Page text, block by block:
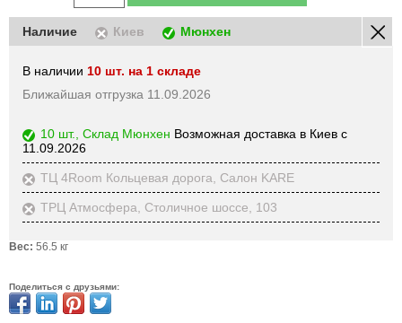
Наличие Киев Мюнхен
В наличии 10 шт. на 1 складе
Ближайшая отгрузка 11.09.2026
10 шт., Склад Мюнхен Возможная доставка в Киев с
11.09.2026
ТЦ 4Room Кольцевая дорога, Салон KARE
ТРЦ Атмосфера, Столичное шоссе, 103
Вес: 56.5 кг
Поделиться с друзьями: